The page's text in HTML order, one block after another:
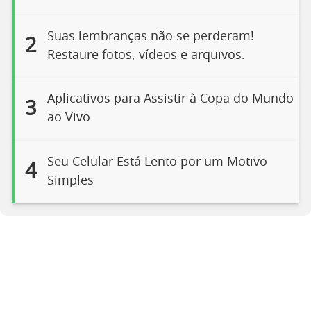
2
Suas lembranças não se perderam!
Restaure fotos, vídeos e arquivos.
3
Aplicativos para Assistir à Copa do Mundo
ao Vivo
4
Seu Celular Está Lento por um Motivo
Simples